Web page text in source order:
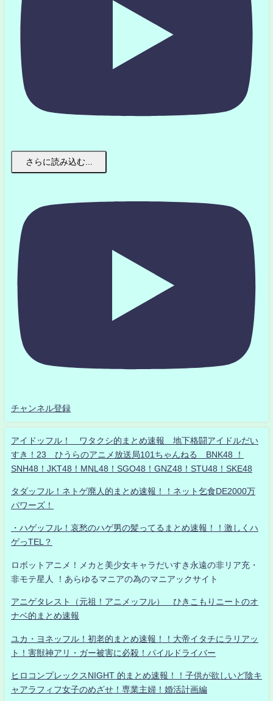
さらに読み込む...
チャンネル登録
アイドッフル！ ワタクシ的まとめ速報 地下格闘アイドルだい
すき！23 ひうらのアニメ放送局101ちゃんねる BNK48 ！
SNH48！JKT48！MNL48！SGO48！GNZ48！STU48！SKE48
タダッフル！ネトゲ廃人的まとめ速報！！ネット乞食DE2000万
パワーズ！
・ハゲッフル！哀愁のハゲ男の髪ってるまとめ速報！！激しくハ
ゲっTEL？
ロボットアニメ！メカと美少女キャラだいすき永遠の非リア充・
非モテ星人 ！あらゆるマニアの為のマニアックサイト
アニゲタレスト（元祖！アニメッフル） ひきこもりニートのオ
ナベ的まとめ速報
ユカ・ヨネッフル！初老的まとめ速報！！大帝イタチにラリアッ
ト！害獣神アリ・ガー被害に必殺！パイルドライバー
ヒロコンプレックスNIGHT 的まとめ速報！！子供が欲しいど陰キ
ャアラフィフ女子のめざせ！専業主婦！婚活計画編